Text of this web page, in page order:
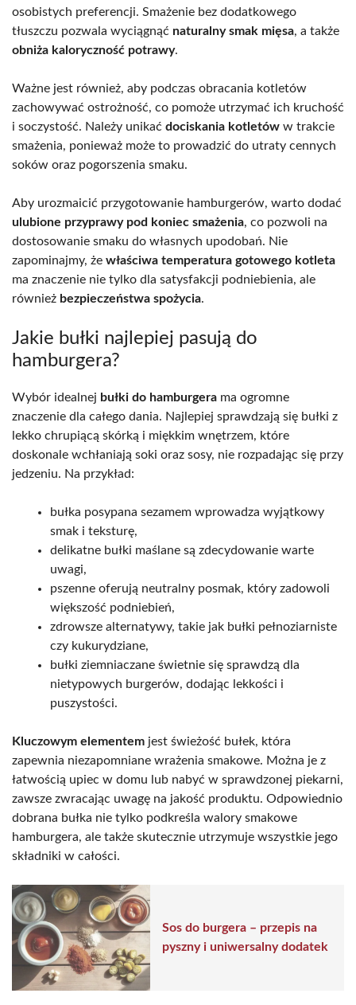
osobistych preferencji. Smażenie bez dodatkowego
tłuszczu pozwala wyciągnąć naturalny smak mięsa, a także
obniża kaloryczność potrawy.
Ważne jest również, aby podczas obracania kotletów
zachowywać ostrożność, co pomoże utrzymać ich kruchość
i soczystość. Należy unikać dociskania kotletów w trakcie
smażenia, ponieważ może to prowadzić do utraty cennych
soków oraz pogorszenia smaku.
Aby urozmaicić przygotowanie hamburgerów, warto dodać
ulubione przyprawy pod koniec smażenia, co pozwoli na
dostosowanie smaku do własnych upodobań. Nie
zapominajmy, że właściwa temperatura gotowego kotleta
ma znaczenie nie tylko dla satysfakcji podniebienia, ale
również bezpieczeństwa spożycia.
Jakie bułki najlepiej pasują do
hamburgera?
Wybór idealnej bułki do hamburgera ma ogromne
znaczenie dla całego dania. Najlepiej sprawdzają się bułki z
lekko chrupiącą skórką i miękkim wnętrzem, które
doskonale wchłaniają soki oraz sosy, nie rozpadając się przy
jedzeniu. Na przykład:
bułka posypana sezamem wprowadza wyjątkowy
smak i teksturę,
delikatne bułki maślane są zdecydowanie warte
uwagi,
pszenne oferują neutralny posmak, który zadowoli
większość podniebień,
zdrowsze alternatywy, takie jak bułki pełnoziarniste
czy kukurydziane,
bułki ziemniaczane świetnie się sprawdzą dla
nietypowych burgerów, dodając lekkości i
puszystości.
Kluczowym elementem jest świeżość bułek, która
zapewnia niezapomniane wrażenia smakowe. Można je z
łatwością upiec w domu lub nabyć w sprawdzonej piekarni,
zawsze zwracając uwagę na jakość produktu. Odpowiednio
dobrana bułka nie tylko podkreśla walory smakowe
hamburgera, ale także skutecznie utrzymuje wszystkie jego
składniki w całości.
Sos do burgera – przepis na
pyszny i uniwersalny dodatek